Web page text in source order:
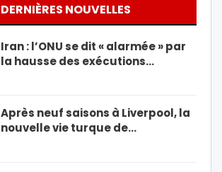
DERNIÈRES NOUVELLES
Iran : l’ONU se dit « alarmée » par
la hausse des exécutions…
Après neuf saisons à Liverpool, la
nouvelle vie turque de…